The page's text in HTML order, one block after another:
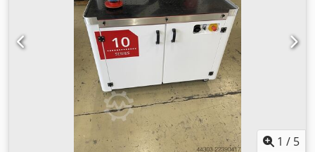
problema. Ancho de paso: 1350 mm Apertura de la mesa:
de 0,8 a 100 mm Cinta transportadora con velocidad
ajustable mediante variador de frecuencia y de forma
continua. Cepillos rotatorios con altura y velocidad
ajustables mediante variador de frecuencia y de forma
continua. Dodpfx Apjznm R Nonjck ¡Atención! En las
imágenes falta la bomba de vacío, que se montará en la
parte superior de la máquina.
1 / 5